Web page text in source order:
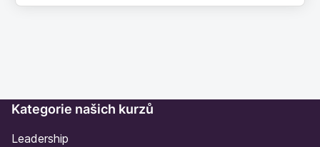
Kategorie našich kurzů
Leadership